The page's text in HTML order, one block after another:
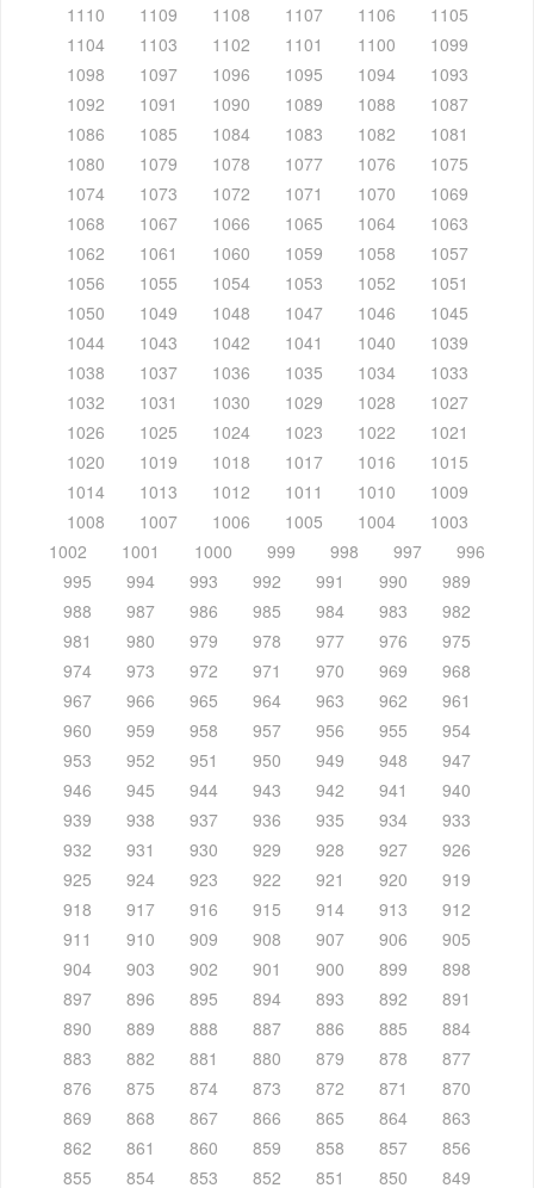
1110
1109 1108 1107 1106
1105
1104
1103 1102 1101 1100
1099
1098
1097 1096 1095 1094
1093
1092
1091 1090 1089 1088
1087
1086
1085 1084 1083 1082
1081
1080
1079 1078 1077 1076
1075
1074
1073 1072 1071 1070
1069
1068
1067 1066 1065 1064
1063
1062
1061 1060 1059 1058
1057
1056
1055 1054 1053 1052
1051
1050
1049 1048 1047 1046
1045
1044
1043 1042 1041 1040
1039
1038
1037 1036 1035 1034
1033
1032
1031 1030 1029 1028
1027
1026
1025 1024 1023 1022
1021
1020
1019 1018 1017 1016
1015
1014
1013 1012 1011 1010
1009
1008
1007 1006 1005 1004
1003
1002
1001 1000 999 998 997
996
995
994 993 992 991 990
989
988
987 986 985 984 983
982
981
980 979 978 977 976
975
974
973 972 971 970 969
968
967
966 965 964 963 962
961
960
959 958 957 956 955
954
953
952 951 950 949 948
947
946
945 944 943 942 941
940
939
938 937 936 935 934
933
932
931 930 929 928 927
926
925
924 923 922 921 920
919
918
917 916 915 914 913
912
911
910 909 908 907 906
905
904
903 902 901 900 899
898
897
896 895 894 893 892
891
890
889 888 887 886 885
884
883
882 881 880 879 878
877
876
875 874 873 872 871
870
869
868 867 866 865 864
863
862
861 860 859 858 857
856
855
854 853 852 851 850 849